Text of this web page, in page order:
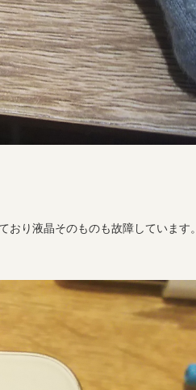
り液晶そのものも故障しています。